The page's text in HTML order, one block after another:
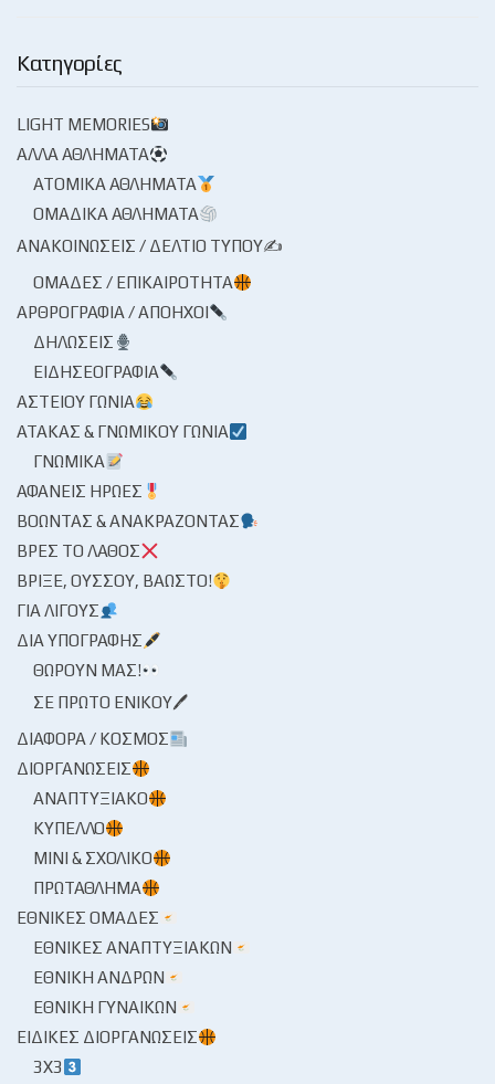
Κατηγορίες
LIGHT MEMORIES
ΆΛΛΑ ΑΘΛΉΜΑΤΑ
ΑΤΟΜΙΚΆ ΑΘΛΉΜΑΤΑ
ΟΜΑΔΙΚΆ ΑΘΛΉΜΑΤΑ
ΑΝΑΚΟΙΝΏΣΕΙΣ / ΔΕΛΤΊΟ ΤΎΠΟΥ✍
ΟΜΆΔΕΣ / ΕΠΙΚΑΙΡΌΤΗΤΑ
ΑΡΘΡΟΓΡΑΦΊΑ / ΑΠΌΗΧΟΙ
ΔΗΛΏΣΕΙΣ
ΕΙΔΗΣΕΟΓΡΑΦΊΑ
ΑΣΤΕΊΟΥ ΓΩΝΊΑ
ΑΤΆΚΑΣ & ΓΝΩΜΙΚΟΎ ΓΩΝΊΑ
ΓΝΩΜΙΚΆ
ΑΦΑΝΕΊΣ ΉΡΩΕΣ
ΒΟΏΝΤΑΣ & ΑΝΑΚΡΆΖΟΝΤΑΣ
ΒΡΕΣ ΤΟ ΛΆΘΟΣ
ΒΡΊΞΕ, ΟΎΣΣΟΥ, ΒΆΩΣΤΟ!
ΓΙΑ ΛΊΓΟΥΣ
ΔΙΑ ΥΠΟΓΡΑΦΉΣ
ΘΩΡΟΎΝ ΜΑΣ!
ΣΕ ΠΡΏΤΟ ΕΝΙΚΟΎ🖊
ΔΙΆΦΟΡΑ / ΚΌΣΜΟΣ
ΔΙΟΡΓΑΝΏΣΕΙΣ
ΑΝΑΠΤΥΞΙΑΚΌ
ΚΎΠΕΛΛΟ
ΜΊΝΙ & ΣΧΟΛΙΚΌ
ΠΡΩΤΆΘΛΗΜΑ
ΕΘΝΙΚΈΣ ΟΜΆΔΕΣ
ΕΘΝΙΚΈΣ ΑΝΑΠΤΥΞΙΑΚΏΝ
ΕΘΝΙΚΉ ΑΝΔΡΏΝ
ΕΘΝΙΚΉ ΓΥΝΑΙΚΏΝ
ΕΙΔΙΚΈΣ ΔΙΟΡΓΑΝΏΣΕΙΣ
3X3